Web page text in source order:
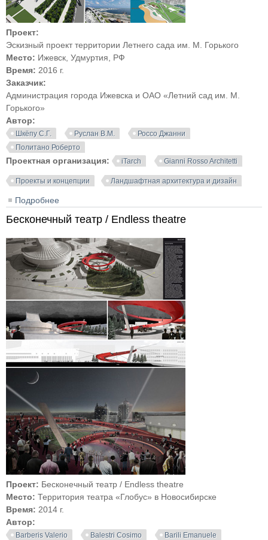
Проект:
Эскизный проект территории Летнего сада им. М. Горького
Место: Ижевск, ‎Удмуртия, РФ
Время: 2016 г.
Заказчик:
Администрация города Ижевска и ОАО «Летний сад им. М.
Горького»
Автор:
Шкёпу С.Г. Руслан В.М.
Россо Джанни
Политано Роберто
Проектная организация: iTarch Gianni Rosso Architetti
Проекты и концепции Ландшафтная архитектура и дизайн
Подробнее
Ижевске | Шкёпу С.Г., Руслан В.М., Джанни Россо,
Роберто Политано
Бесконечный театр / Endless theatre
Проект: Бесконечный театр / Endless theatre
Место: Территория театра «Глобус» в Новосибирске
Время: 2014 г.
Автор:
Barberis Valerio Balestri Cosimo Barili Emanuele